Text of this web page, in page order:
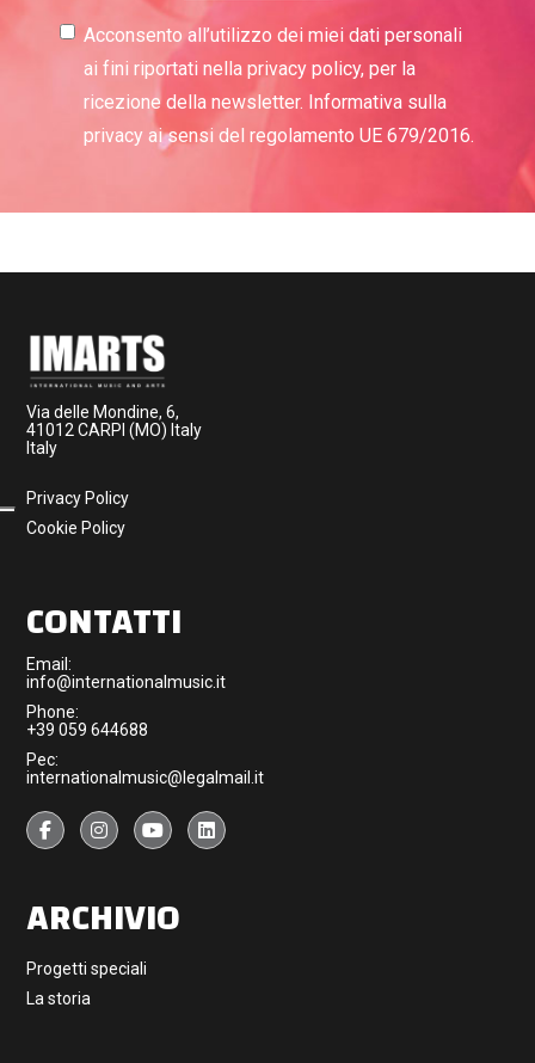
Acconsento all’utilizzo dei miei dati personali
ai fini riportati nella privacy policy, per la
ricezione della newsletter. Informativa sulla
privacy ai sensi del regolamento UE 679/2016.
Via delle Mondine, 6,
41012 CARPI (MO) Italy
Italy
Privacy Policy
Cookie Policy
CONTATTI
Email:
info@internationalmusic.it
Phone:
+39 059 644688
Pec:
internationalmusic@legalmail.it
ARCHIVIO
Progetti speciali
La storia